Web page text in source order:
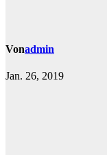
Vonadmin
Jan. 26, 2019